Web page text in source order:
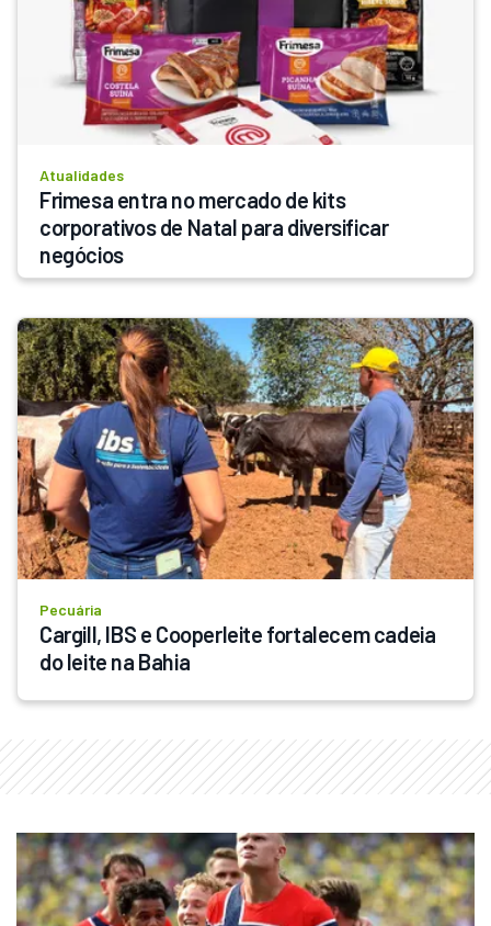
Atualidades
Frimesa entra no mercado de kits
corporativos de Natal para diversificar
negócios
Pecuária
Cargill, IBS e Cooperleite fortalecem cadeia
do leite na Bahia